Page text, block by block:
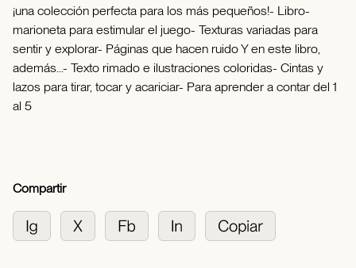
¡una colección perfecta para los más pequeños!- Libro-
marioneta para estimular el juego- Texturas variadas para
sentir y explorar- Páginas que hacen ruido Y en este libro,
además...- Texto rimado e ilustraciones coloridas- Cintas y
lazos para tirar, tocar y acariciar- Para aprender a contar del 1
al 5
Compartir